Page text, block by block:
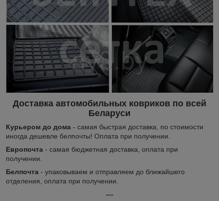
Доставка автомобильных ковриков по всей
Беларуси
Курьером до дома - самая быстрая доставка, по стоимости
иногда дешевле белпочты! Оплата при получении.
Европочта - самая бюджетная доставка, оплата при
получении.
Белпочта - упаковываем и отправляем до ближайшего
отделения, оплата при получении.
---